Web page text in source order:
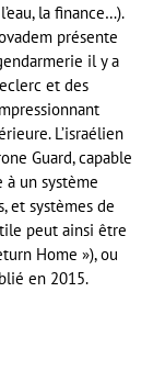
la finance…).
présente
il y a
et des
L’israélien
Guard, capable
un système
et systèmes de
peut ainsi être
Home »), ou
en 2015.